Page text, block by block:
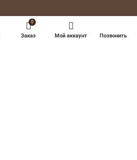
0
Заказ Мой аккаунт Позвонить